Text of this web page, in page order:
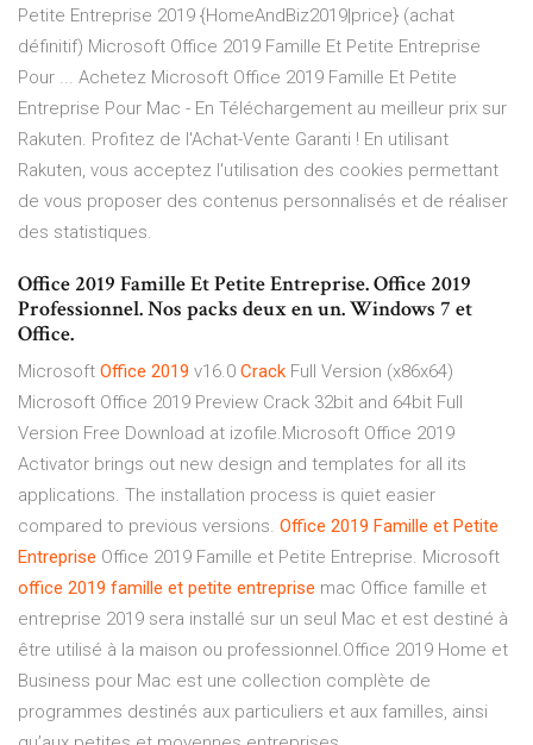
Petite Entreprise 2019 {HomeAndBiz2019|price} (achat
définitif) Microsoft Office 2019 Famille Et Petite Entreprise
Pour ... Achetez Microsoft Office 2019 Famille Et Petite
Entreprise Pour Mac - En Téléchargement au meilleur prix sur
Rakuten. Profitez de l'Achat-Vente Garanti ! En utilisant
Rakuten, vous acceptez l'utilisation des cookies permettant
de vous proposer des contenus personnalisés et de réaliser
des statistiques.
Office 2019 Famille Et Petite Entreprise. Office 2019
Professionnel. Nos packs deux en un. Windows 7 et
Office.
Microsoft Office 2019 v16.0 Crack Full Version (x86x64)
Microsoft Office 2019 Preview Crack 32bit and 64bit Full
Version Free Download at izofile.Microsoft Office 2019
Activator brings out new design and templates for all its
applications. The installation process is quiet easier
compared to previous versions. Office 2019 Famille et Petite
Entreprise Office 2019 Famille et Petite Entreprise. Microsoft
office 2019 famille et petite entreprise mac Office famille et
entreprise 2019 sera installé sur un seul Mac et est destiné à
être utilisé à la maison ou professionnel.Office 2019 Home et
Business pour Mac est une collection complète de
programmes destinés aux particuliers et aux familles, ainsi